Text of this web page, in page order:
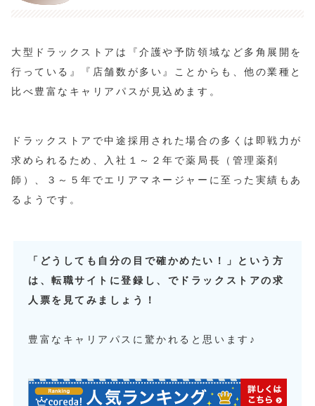
大型ドラックストアは『介護や予防領域など多角展開を
行っている』『店舗数が多い』ことからも、他の業種と
比べ豊富なキャリアパスが見込めます。
ドラックストアで中途採用された場合の多くは即戦力が
求められるため、入社１～２年で薬局長（管理薬剤
師）、３～５年でエリアマネージャーに至った実績もあ
るようです。
「どうしても自分の目で確かめたい！」という方
は、転職サイトに登録し、でドラックストアの求
人票を見てみましょう！
豊富なキャリアパスに驚かれると思います♪